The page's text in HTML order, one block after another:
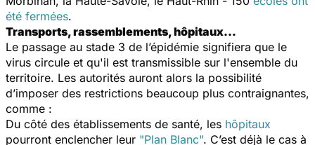
été fermées.
Transports, rassemblements, hôpitaux…
Le passage au stade 3 de l’épidémie signifiera que le
virus circule et qu'il est transmissible sur l'ensemble du
territoire. Les autorités auront alors la possibilité
d’imposer des restrictions beaucoup plus contraignantes,
comme :
Du côté des établissements de santé, les hôpitaux
pourront enclencher leur "Plan Blanc". C’est déjà le cas à